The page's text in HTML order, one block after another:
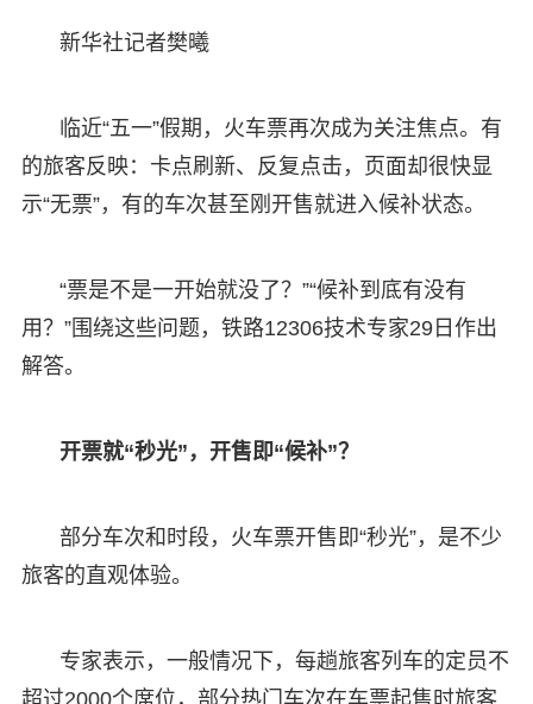
新华社记者樊曦
临近“五一”假期，火车票再次成为关注焦点。有
的旅客反映：卡点刷新、反复点击，页面却很快显
示“无票”，有的车次甚至刚开售就进入候补状态。
“票是不是一开始就没了？”“候补到底有没有
用？”围绕这些问题，铁路12306技术专家29日作出
解答。
开票就“秒光”，开售即“候补”？
部分车次和时段，火车票开售即“秒光”，是不少
旅客的直观体验。
专家表示，一般情况下，每趟旅客列车的定员不
超过2000个席位，部分热门车次在车票起售时旅客